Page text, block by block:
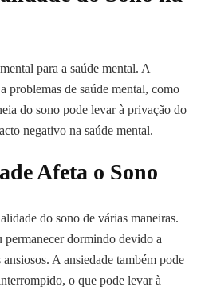
para a saúde mental. A
problemas de saúde mental, como
do sono pode levar à privação do
negativo na saúde mental.
Afeta o Sono
do sono de várias maneiras.
dormindo devido a
A ansiedade também pode
o que pode levar à